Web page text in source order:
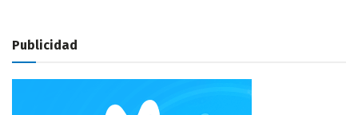
Publicidad